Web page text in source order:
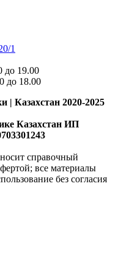
1
до 19.00
до 18.00
| Казахстан 2020-2025
Казахстан ИП
справочный
все материалы
без согласия